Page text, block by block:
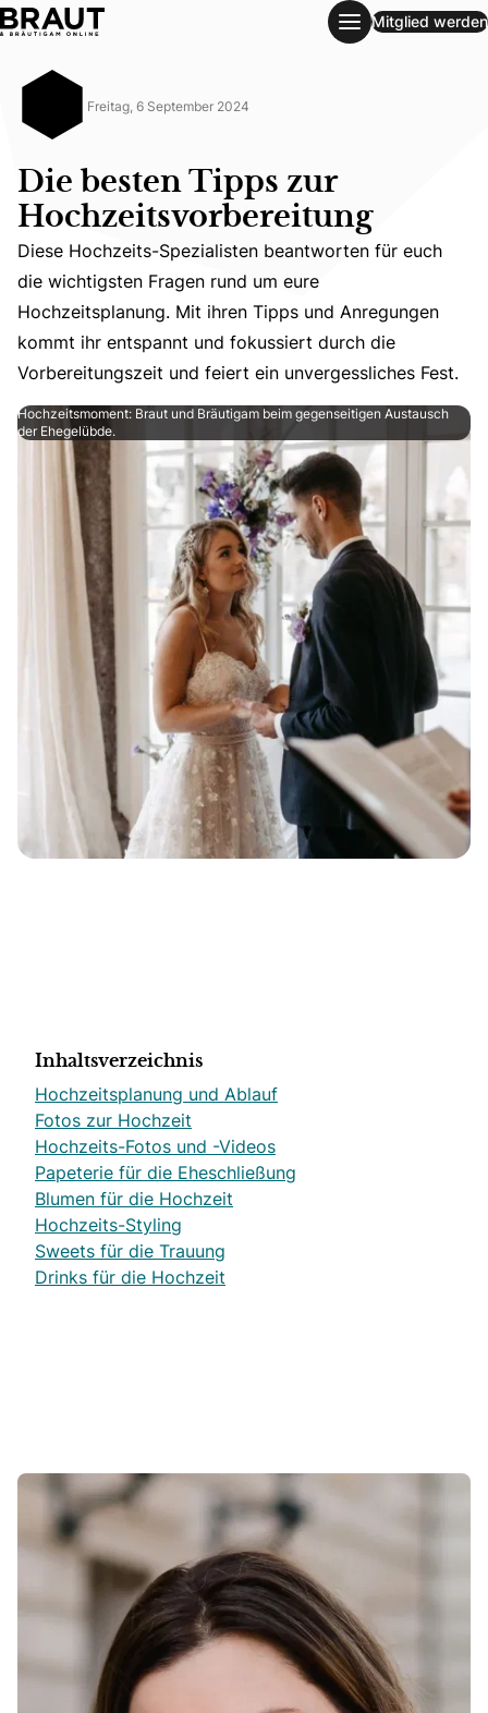
Die besten Tipps zur Hochzeitsvorbereitung
Mitglied werden
Freitag, 6 September 2024
Die besten Tipps zur
Hochzeitsvorbereitung
Diese Hochzeits-Spezialisten beantworten für euch die
Diese Hochzeits-Spezialisten beantworten für euch
die wichtigsten Fragen rund um eure
Hochzeitsplanung. Mit ihren Tipps und Anregungen
kommt ihr entspannt und fokussiert durch die
Vorbereitungszeit und feiert ein unvergessliches Fest.
Hochzeitsmoment: Braut und Bräutigam beim gegenseitigen Austausch
der Ehegelübde.
Inhaltsverzeichnis
Hochzeitsplanung und Ablauf
Fotos zur Hochzeit
Hochzeits-Fotos und -Videos
Papeterie für die Eheschließung
Blumen für die Hochzeit
Hochzeits-Styling
Sweets für die Trauung
Drinks für die Hochzeit